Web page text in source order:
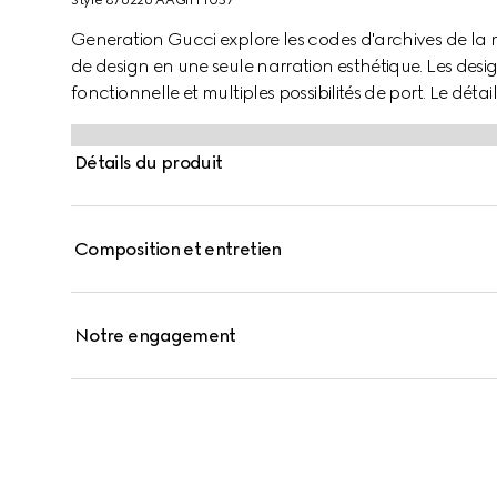
Generation Gucci explore les codes d'archives de
de design en une seule narration esthétique. Les
fonctionnelle et multiples possibilités de port. Le
sac.
Détails du produit
Composition et entretien
Notre engagement